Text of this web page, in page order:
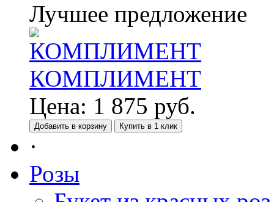
Лучшее предложение
КОМПЛИМЕНТ
Цена: 1 875 руб.
Добавить в корзину Купить в 1 клик
·
Розы